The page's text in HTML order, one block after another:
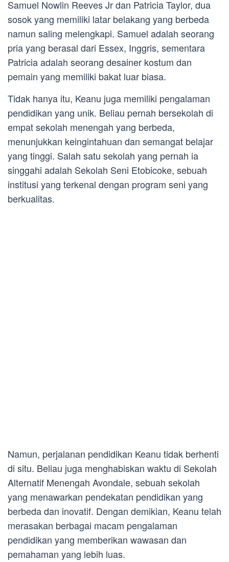
Samuel Nowlin Reeves Jr dan Patricia Taylor, dua
sosok yang memiliki latar belakang yang berbeda
namun saling melengkapi. Samuel adalah seorang
pria yang berasal dari Essex, Inggris, sementara
Patricia adalah seorang desainer kostum dan
pemain yang memiliki bakat luar biasa.
Tidak hanya itu, Keanu juga memiliki pengalaman
pendidikan yang unik. Beliau pernah bersekolah di
empat sekolah menengah yang berbeda,
menunjukkan keingintahuan dan semangat belajar
yang tinggi. Salah satu sekolah yang pernah ia
singgahi adalah Sekolah Seni Etobicoke, sebuah
institusi yang terkenal dengan program seni yang
berkualitas.
Namun, perjalanan pendidikan Keanu tidak berhenti
di situ. Beliau juga menghabiskan waktu di Sekolah
Alternatif Menengah Avondale, sebuah sekolah
yang menawarkan pendekatan pendidikan yang
berbeda dan inovatif. Dengan demikian, Keanu telah
merasakan berbagai macam pengalaman
pendidikan yang memberikan wawasan dan
pemahaman yang lebih luas.